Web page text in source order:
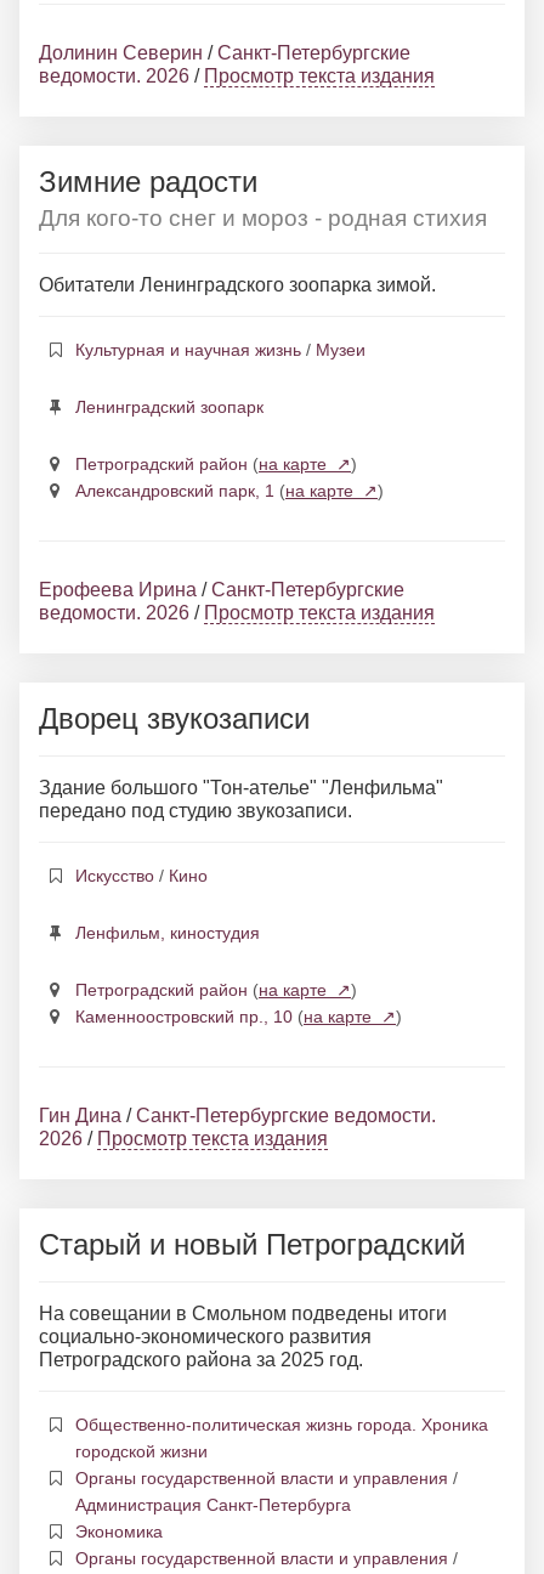
Долинин Северин / Санкт-Петербургские
ведомости. 2026 / Просмотр текста издания
Зимние радости
Для кого-то снег и мороз - родная стихия
Обитатели Ленинградского зоопарка зимой.
Культурная и научная жизнь / Музеи
Ленинградский зоопарк
Петроградский район (на карте ↗)
Александровский парк, 1 (на карте ↗)
Ерофеева Ирина / Санкт-Петербургские
ведомости. 2026 / Просмотр текста издания
Дворец звукозаписи
Здание большого "Тон-ателье" "Ленфильма"
передано под студию звукозаписи.
Искусство / Кино
Ленфильм, киностудия
Петроградский район (на карте ↗)
Каменноостровский пр., 10 (на карте ↗)
Гин Дина / Санкт-Петербургские ведомости.
2026 / Просмотр текста издания
Старый и новый Петроградский
На совещании в Смольном подведены итоги
социально-экономического развития
Петроградского района за 2025 год.
Общественно-политическая жизнь города. Хроника
городской жизни
Органы государственной власти и управления /
Администрация Санкт-Петербурга
Экономика
Органы государственной власти и управления /